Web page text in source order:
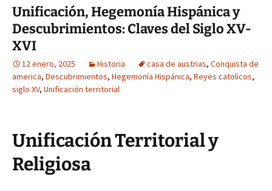
Unificación, Hegemonía Hispánica y
Descubrimientos: Claves del Siglo XV-
XVI
12 enero, 2025 Historia casa de austrias, Conquista de
america, Descubrimientos, Hegemonía Hispánica, Reyes catolicos,
siglo XV, Unificación territorial
Unificación Territorial y
Religiosa